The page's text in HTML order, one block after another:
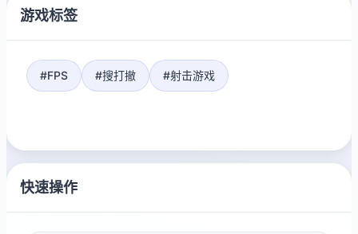
游戏标签
#FPS #搜打撤 #射击游戏
快速操作